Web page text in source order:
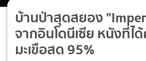
บ้านป่าสุดสยอง
จากอินโดนีเซีย หนังที่ไ
มะเขือสด 95%